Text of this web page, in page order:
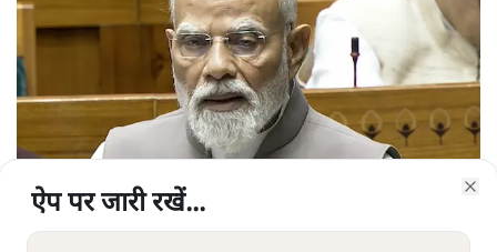
नरेंद्र मोदी
ऐप पर जारी रखें...
ऐप पर जारी रखें...
ऐप पर जारी रखें...
ऐप पर जारी रखें...
ऐप पर जारी रखें...
ऐप पर जारी रखें...
ऐप पर जारी रखें...